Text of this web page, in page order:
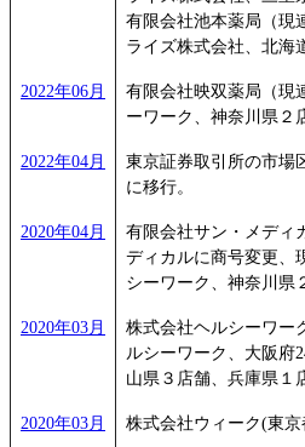
有限会社池本薬局（現
ライズ株式会社、北海
2022年06月
有限会社映双薬局（現
ーワーク、神奈川県２
2022年04月
東京証券取引所の市場
に移行。
2020年04月
有限会社サン・メディ
ディカルに商号変更、
シーワーク、神奈川県
2020年03月
株式会社ヘルシーワー
ルシーワーク、大阪府
山県３店舗、兵庫県１
2020年03月 株式会社ウィーク(東京